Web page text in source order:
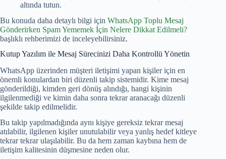
altında tutun.
Bu konuda daha detaylı bilgi için WhatsApp Toplu Mesaj
Gönderirken Spam Yememek İçin Nelere Dikkat Edilmeli?
başlıklı rehberimizi de inceleyebilirsiniz.
Kutup Yazılım ile Mesaj Sürecinizi Daha Kontrollü Yönetin
WhatsApp üzerinden müşteri iletişimi yapan kişiler için en
önemli konulardan biri düzenli takip sistemidir. Kime mesaj
gönderildiği, kimden geri dönüş alındığı, hangi kişinin
ilgilenmediği ve kimin daha sonra tekrar aranacağı düzenli
şekilde takip edilmelidir.
Bu takip yapılmadığında aynı kişiye gereksiz tekrar mesaj
atılabilir, ilgilenen kişiler unutulabilir veya yanlış hedef kitleye
tekrar tekrar ulaşılabilir. Bu da hem zaman kaybına hem de
iletişim kalitesinin düşmesine neden olur.